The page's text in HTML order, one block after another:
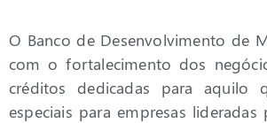
O Banco de Desenvolvimento de
com o fortalecimento dos
créditos dedicadas para aquilo
especiais para empresas